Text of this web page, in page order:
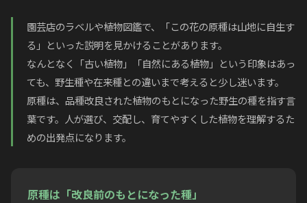
園芸店のラベルや植物図鑑で、「この花の原種は山地に自生す
る」といった説明を見かけることがあります。
なんとなく「古い植物」「自然にある植物」という印象はあっ
ても、野生種や在来種との違いまで考えると少し迷います。
原種は、品種改良された植物のもとになった野生の種を指す言
葉です。人が選び、交配し、育てやすくした植物を理解するた
めの出発点になります。
原種は「改良前のもとになった種」